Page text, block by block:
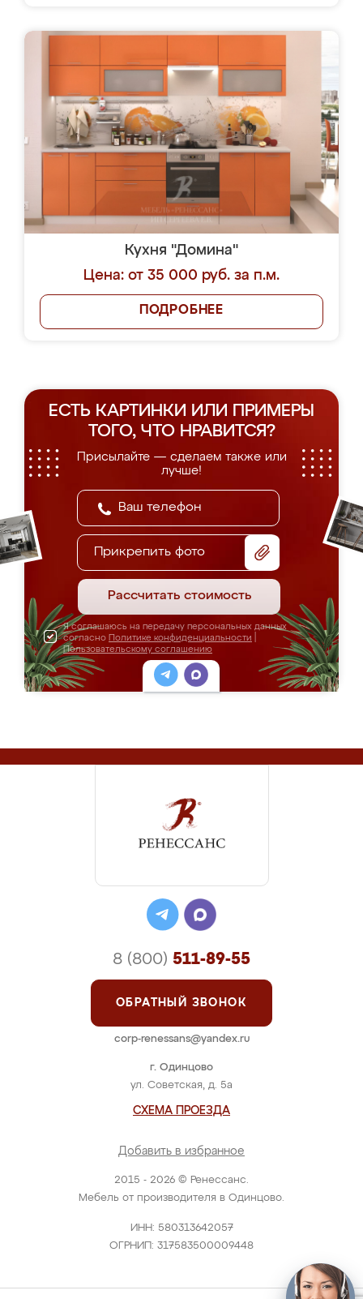
Кухня "Домина"
Цена: от 35 000 руб. за п.м.
ПОДРОБНЕЕ
ЕСТЬ КАРТИНКИ ИЛИ ПРИМЕРЫ
ТОГО, ЧТО НРАВИТСЯ?
Присылайте — сделаем также или
лучше!
Прикрепить фото
Рассчитать стоимость
Я соглашаюсь на передачу персональных данных
согласно Политике конфиденциальности
Пользовательскому соглашению
2015 - 2026 © Ренессанс.
Мебель от производителя в Одинцово.
ИНН: 580313642057
ОГРНИП: 317583500009448
г. Одинцово
ул. Советская, д. 5а
СХЕМА ПРОЕЗДА
Добавить в избранное
8 (800) 511-89-55
ОБРАТНЫЙ ЗВОНОК
corp-renessans@yandex.ru